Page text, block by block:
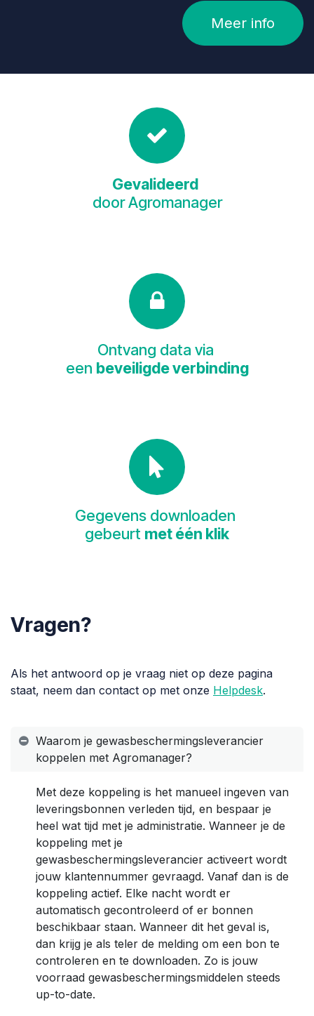
Meer info
Gevalideerd
door Agromanager
Ontvang data via
een beveiligde verbinding
Gegevens downloaden
gebeurt met één klik
Vragen?
Als het antwoord op je vraag niet op deze pagina
staat, neem dan contact op met onze Helpdesk.
Waarom je gewasbeschermingsleverancier
koppelen met Agromanager?
Met deze koppeling is het manueel ingeven van
leveringsbonnen verleden tijd, en bespaar je
heel wat tijd met je administratie. Wanneer je de
koppeling met je
gewasbeschermingsleverancier activeert wordt
jouw klantennummer gevraagd. Vanaf dan is de
koppeling actief. Elke nacht wordt er
automatisch gecontroleerd of er bonnen
beschikbaar staan. Wanneer dit het geval is,
dan krijg je als teler de melding om een bon te
controleren en te downloaden. Zo is jouw
voorraad gewasbeschermingsmiddelen steeds
up-to-date.